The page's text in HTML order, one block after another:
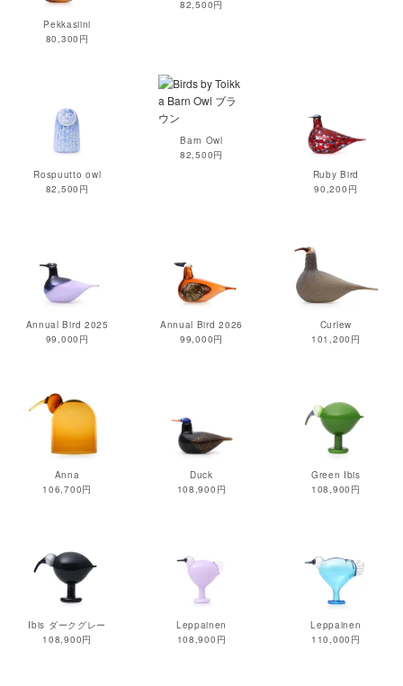
Pekkasiini
80,300円
82,500円
Rospuutto owl
82,500円
Barn Owl
82,500円
Ruby Bird
90,200円
Annual Bird 2025
99,000円
Annual Bird 2026
99,000円
Curlew
101,200円
Anna
106,700円
Duck
108,900円
Green Ibis
108,900円
Ibis ダークグレー
108,900円
Leppainen
108,900円
Leppainen
110,000円